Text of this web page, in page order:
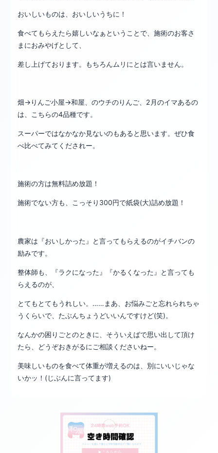
おいしいものは、おいしいうちに！
食べてもらえたら嬉しいなぁということで、施術のお客さ
まにおみやげとして、
差し上げております。もちろんムリにとは言いません。
畑→りんご小屋→和屋、のウチのりんご、2月のイマあるの
は、こちらの4品種です。
スーパーではなかなか見ないのもあると思います。ぜひ食
べ比べてみてくだされー。
施術の方は無料詰め放題！
施術でない方も、こっそり300円で紙袋(大)詰め放題！
農家は『おいしかった』と言ってもらえるのがイチバンの
励みです。
整体師も、『ラクになった』『かるくなった』と言っても
らえるのが、
とてもとてもうれしい。……まあ、お悩みごと忘れられちゃ
うくらいで、たぶんちょうどいいんですけど(笑)。
なんかの困りごとのときに、そういえばで思い出して頂け
たら、どうぞおきがるにご相談くださいねー。
美味しいものを食べて体重が増えるのは、別にいいじゃな
いかッ！(じぶんに言ってます)